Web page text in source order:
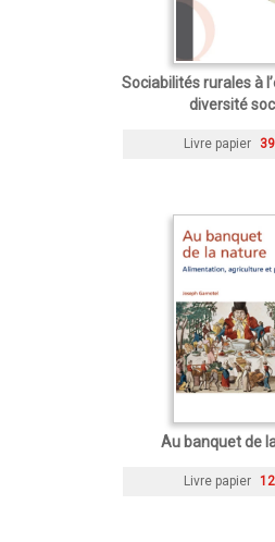
Sociabilités rurales à
diversité
Livre papier
Au banquet de
Livre papier